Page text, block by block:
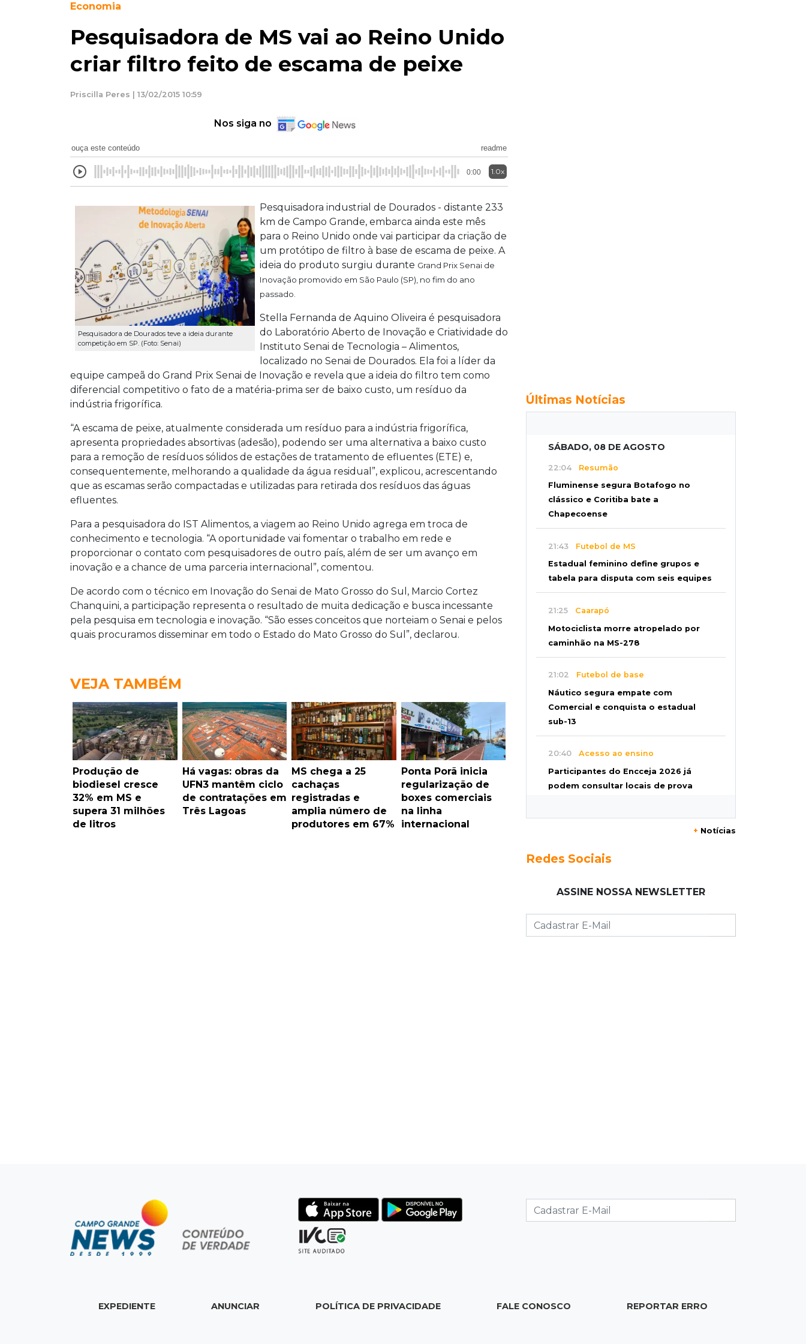
Economia
Pesquisadora de MS vai ao Reino Unido
criar filtro feito de escama de peixe
Priscilla Peres | 13/02/2015 10:59
Nos siga no
ouça este conteúdo readme
0:00 1.0x
Pesquisadora de Dourados teve a ideia durante
competição em SP. (Foto: Senai)
Pesquisadora industrial de Dourados - distante 233
km de Campo Grande, embarca ainda este mês
para o Reino Unido onde vai participar da criação de
um protótipo de filtro à base de escama de peixe. A
ideia do produto surgiu durante Grand Prix Senai de
Inovação promovido em São Paulo (SP), no fim do ano
passado.
Stella Fernanda de Aquino Oliveira é pesquisadora
do Laboratório Aberto de Inovação e Criatividade do
Instituto Senai de Tecnologia – Alimentos,
localizado no Senai de Dourados. Ela foi a líder da
equipe campeã do Grand Prix Senai de Inovação e revela que a ideia do filtro tem como
diferencial competitivo o fato de a matéria-prima ser de baixo custo, um resíduo da
indústria frigorífica.
“A escama de peixe, atualmente considerada um resíduo para a indústria frigorífica,
apresenta propriedades absortivas (adesão), podendo ser uma alternativa a baixo custo
para a remoção de resíduos sólidos de estações de tratamento de efluentes (ETE) e,
consequentemente, melhorando a qualidade da água residual”, explicou, acrescentando
que as escamas serão compactadas e utilizadas para retirada dos resíduos das águas
efluentes.
Para a pesquisadora do IST Alimentos, a viagem ao Reino Unido agrega em troca de
conhecimento e tecnologia. “A oportunidade vai fomentar o trabalho em rede e
proporcionar o contato com pesquisadores de outro país, além de ser um avanço em
inovação e a chance de uma parceria internacional”, comentou.
De acordo com o técnico em Inovação do Senai de Mato Grosso do Sul, Marcio Cortez
Chanquini, a participação representa o resultado de muita dedicação e busca incessante
pela pesquisa em tecnologia e inovação. “São esses conceitos que norteiam o Senai e pelos
quais procuramos disseminar em todo o Estado do Mato Grosso do Sul”, declarou.
VEJA TAMBÉM
Produção de
biodiesel cresce
32% em MS e
supera 31 milhões
de litros
Há vagas: obras da
UFN3 mantêm ciclo
de contratações em
Três Lagoas
MS chega a 25
cachaças
registradas e
amplia número de
produtores em 67%
Ponta Porã inicia
regularização de
boxes comerciais
na linha
internacional
Últimas Notícias
SÁBADO, 08 DE AGOSTO
22:04 Resumão
Fluminense segura Botafogo no
clássico e Coritiba bate a
Chapecoense
21:43 Futebol de MS
Estadual feminino define grupos e
tabela para disputa com seis equipes
21:25 Caarapó
Motociclista morre atropelado por
caminhão na MS-278
21:02 Futebol de base
Náutico segura empate com
Comercial e conquista o estadual
sub-13
20:40 Acesso ao ensino
Participantes do Encceja 2026 já
podem consultar locais de prova
20:29Pedro Gomes
jogo que vale acesso inédito à Série
A2
Rodada de estreia da Copa
Pelezinho soma 35 gols em quatro
milhões
+ Notícias
Redes Sociais
ASSINE NOSSA NEWSLETTER
EXPEDIENTE ANUNCIAR POLÍTICA DE PRIVACIDADE FALE CONOSCO REPORTAR ERRO